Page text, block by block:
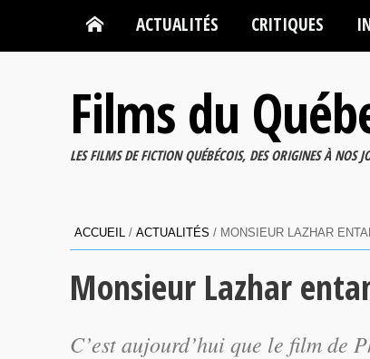
ACTUALITÉS CRITIQUES
Films du
LES FILMS DE FICTION QUÉBÉCOIS, DES ORIGINES À NOS
ACCUEIL / ACTUALITÉS / MONSIEUR LAZHAR
Monsieur Lazhar
C’est aujourd’hui que le film de